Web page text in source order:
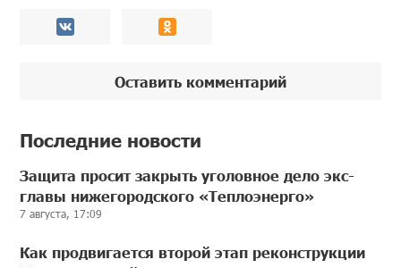
Оставить комментарий
Последние новости
Защита просит закрыть уголовное дело экс-
главы нижегородского «Теплоэнерго»
7 августа, 17:09
Как продвигается второй этап реконструкции